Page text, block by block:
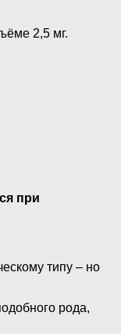
2,5 мг.
при
типу – но
рода,